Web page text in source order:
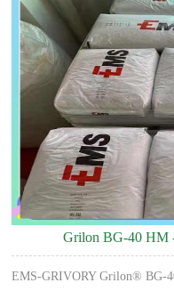
Grilon BG-40 HM
EMS-GRIVORY Grilon® BG-